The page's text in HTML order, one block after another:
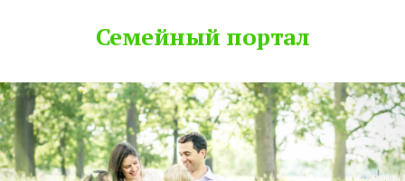
Семейный портал